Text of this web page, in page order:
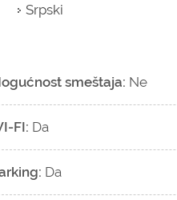
Srpski
smeštaja: Ne
FI: Da
Da